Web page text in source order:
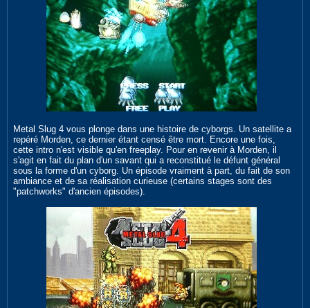
Metal Slug 4 vous plonge dans une histoire de cyborgs. Un satellite a
repéré Morden, ce dernier étant censé être mort. Encore une fois,
cette intro n'est visible qu'en freeplay. Pour en revenir à Morden, il
s'agit en fait du plan d'un savant qui a reconstitué le défunt général
sous la forme d'un cyborg. Un épisode vraiment à part, du fait de son
ambiance et de sa réalisation curieuse (certains stages sont des
"patchworks" d'ancien épisodes).